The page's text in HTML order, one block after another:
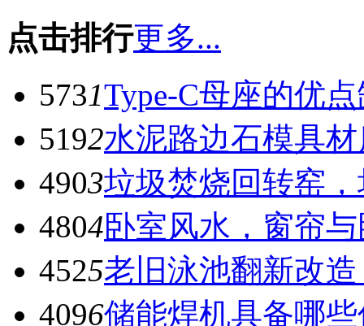
点击排行更多...
5731Type-C母座的优
5192水泥路边石模具
4903垃圾焚烧回转窑
4804卧室风水，窗帘
4525老旧泳池翻新改
4096储能焊机具备哪